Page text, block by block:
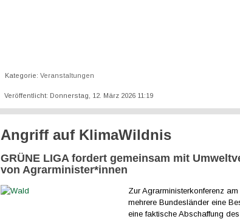
Kategorie:Veranstaltungen
Veröffentlicht: Donnerstag, 12. März 2026 11:19
Angriff auf KlimaWildnis
GRÜNE LIGA fordert gemeinsam mit
von Agrarminister*innen
Zur Agrarministerkonferenz
mehrere Bundesländer eine
eine faktische Abschaffung